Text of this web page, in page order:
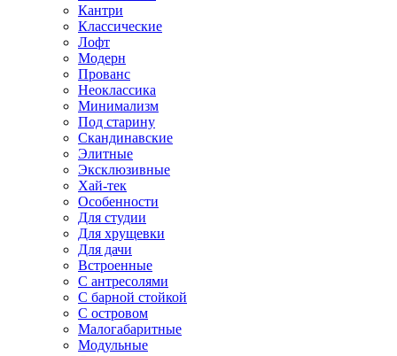
Кантри
Классические
Лофт
Модерн
Прованс
Неоклассика
Минимализм
Под старину
Скандинавские
Элитные
Эксклюзивные
Хай-тек
Особенности
Для студии
Для хрущевки
Для дачи
Встроенные
С антресолями
С барной стойкой
С островом
Малогабаритные
Модульные